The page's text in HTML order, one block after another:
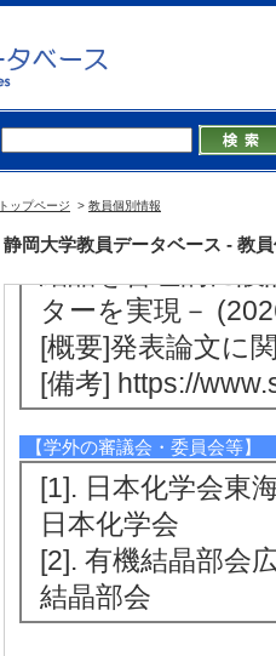
トップページ > 教員個別情報
静岡大学教員データベース - 教
み、伸縮する分子
[概要]発表論文に
[備考] 毎日新聞 |
113000c
[5]. その他 液晶性
ターを実現－
[概要]発表論文に
[備考] https://
【学外の審議会・委員会等】
[1]. 日本化学会東
日本化学会
[2]. 有機結晶部会
結晶部会